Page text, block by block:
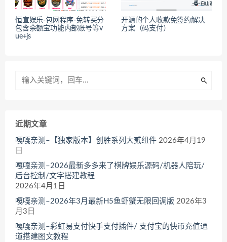
恒宣娱乐-包网程序-免转买分
包含余额宝功能内部账号等v
ue+js
开源的个人收款免签约解决
方案（码支付）
近期文章
嘎嘎亲测–【独家版本】创胜系列大贰组件 2026年4月19
日
嘎嘎亲测–2026最新多多来了棋牌娱乐源码/机器人陪玩/
后台控制/文字搭建教程
2026年4月1日
嘎嘎亲测–2026年3月最新H5鱼虾蟹无限回调版 2026年3
月3日
嘎嘎亲测–彩虹易支付快手支付插件/ 支付宝的快币充值通
道搭建图文教程